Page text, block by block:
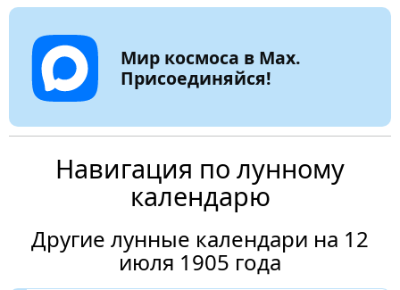
Мир космоса в Max.
Присоединяйся!
Навигация по лунному
календарю
Другие лунные календари на 12
июля 1905 года